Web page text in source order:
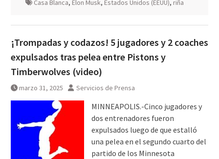
Casa Blanca, Elon Musk, Estados Unidos (EEUU), riña
¡Trompadas y codazos! 5 jugadores y 2 coaches
expulsados tras pelea entre Pistons y
Timberwolves (video)
marzo 31, 2025 Servicios de Prensa
MINNEAPOLIS.-Cinco jugadores y
dos entrenadores fueron
expulsados luego de que estalló
una pelea en el segundo cuarto del
partido de los Minnesota